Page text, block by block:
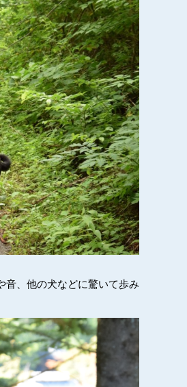
音、他の犬などに驚いて歩み